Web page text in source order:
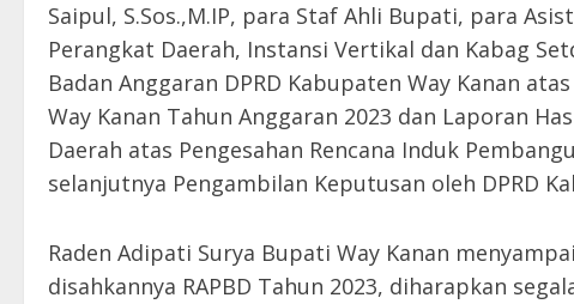
Saipul, S.Sos.,M.IP, para Staf Ahli Bupati, para
Perangkat Daerah, Instansi Vertikal dan Kabag
Badan Anggaran DPRD Kabupaten Way Kanan
Way Kanan Tahun Anggaran 2023 dan Laporan
Daerah atas Pengesahan Rencana Induk
selanjutnya Pengambilan Keputusan oleh DPRD
Raden Adipati Surya Bupati Way Kanan
disahkannya RAPBD Tahun 2023, diharapkan